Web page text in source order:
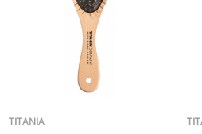
TITANIA